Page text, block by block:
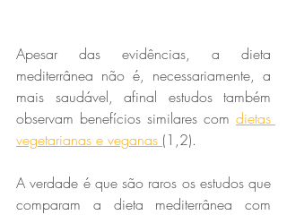
Apesar das evidências, a dieta
mediterrânea não é, necessariamente, a
mais saudável, afinal estudos também
observam benefícios similares com dietas
vegetarianas e veganas (1,2).
A verdade é que são raros os estudos que
comparam a dieta mediterrânea com